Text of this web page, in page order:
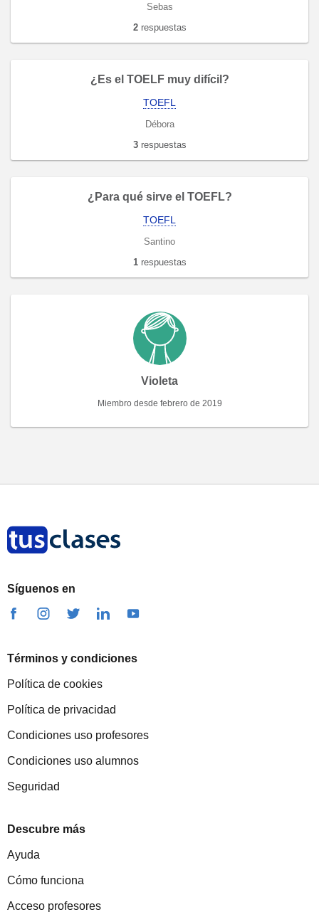
Sebas
2respuestas
¿Es el TOELF muy difícil?
TOEFL
Débora
3respuestas
¿Para qué sirve el TOEFL?
TOEFL
Santino
1respuestas
Violeta
Miembro desde febrero de 2019
Síguenos en
Términos y condiciones
Política de cookies
Política de privacidad
Condiciones uso profesores
Condiciones uso alumnos
Seguridad
Descubre más
Ayuda
Cómo funciona
Acceso profesores